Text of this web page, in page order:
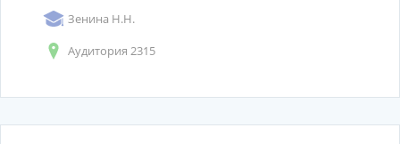
Зенина Н.Н.
Аудитория 2315